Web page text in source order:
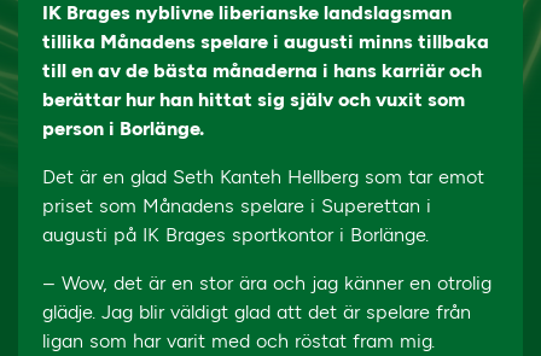
IK Brages nyblivne liberianske landslagsman
tillika Månadens spelare i augusti minns tillbaka
till en av de bästa månaderna i hans karriär och
berättar hur han hittat sig själv och vuxit som
person i Borlänge.
Det är en glad Seth Kanteh Hellberg som tar emot
priset som Månadens spelare i Superettan i
augusti på IK Brages sportkontor i Borlänge.
– Wow, det är en stor ära och jag känner en otrolig
glädje. Jag blir väldigt glad att det är spelare från
ligan som har varit med och röstat fram mig.